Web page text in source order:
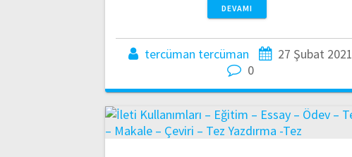
DEVAMI
tercüman tercüman
27 Şubat 2021
0